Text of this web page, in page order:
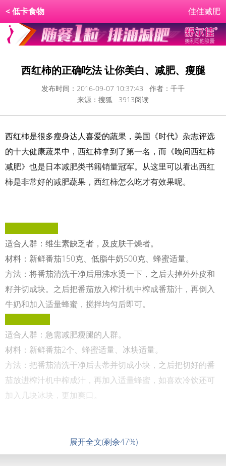
<低卡食物 佳佳减肥
西红柿的正确吃法 让你美白、减肥、瘦腿
发布时间：2016-09-07 10:37:43 作者：千千
来源：搜狐 3913阅读
西红柿是很多瘦身达人喜爱的蔬果，美国《时代》杂志评选
的十大健康蔬果中，西红柿拿到了第一名，而《晚间西红柿
减肥》也是日本减肥类书籍销量冠军。从这里可以看出西红
柿是非常好的减肥蔬果，西红柿怎么吃才有效果呢。
适合人群：维生素缺乏者，及皮肤干燥者。
材料：新鲜番茄150克、低脂牛奶500克、蜂蜜适量。
方法：将番茄清洗干净后用沸水烫一下，之后去掉外外皮和
籽并切成块。之后把番茄放入榨汁机中榨成番茄汁，再倒入
牛奶和加入适量蜂蜜，搅拌均匀后即可。
适合人群：急需减肥瘦腿的人群。
材料：新鲜番茄2个、蜂蜜适量、冰块适量。
方法：把番茄清洗干净后去蒂并切成小块，之后把切好的番
茄放进榨汁机中榨成汁，再加入适量蜂蜜，如喜欢冷饮还可
加入几块冰块，更加爽口。
展开全文(剩余47%)